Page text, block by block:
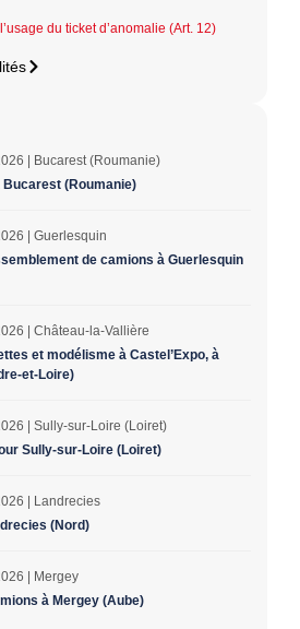
du ticket d’anomalie (Art. 12)
| Bucarest (Roumanie)
(Roumanie)
| Guerlesquin
de camions à Guerlesquin
| Château-la-Vallière
et modélisme à Castel’Expo, à
et-Loire)
| Sully-sur-Loire (Loiret)
Sully-sur-Loire (Loiret)
| Landrecies
(Nord)
| Mergey
à Mergey (Aube)